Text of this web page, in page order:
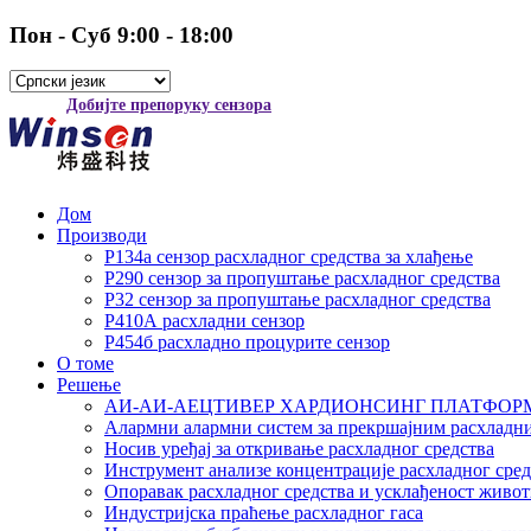
Пон - Суб 9:00 - 18:00
Добијте препоруку сензора
Дом
Производи
Р134а сензор расхладног средства за хлађење
Р290 сензор за пропуштање расхладног средства
Р32 сензор за пропуштање расхладног средства
Р410А расхладни сензор
Р454б расхладно процурите сензор
О томе
Решење
АИ-АИ-АЕЦТИВЕР ХАРДИОНСИНГ
Алармни алармни систем за прекршајним
Носив уређај за откривање расхладног средства
Инструмент анализе концентрације расхладног
Опоравак расхладног средства и усклађеност
Индустријска праћење расхладног гаса